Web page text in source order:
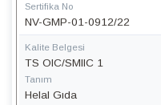
Sertifika No
NV-GMP-01-0912/22
Kalite Belgesi
TS OIC/SMIIC 1
Tanım
Helal Gıda